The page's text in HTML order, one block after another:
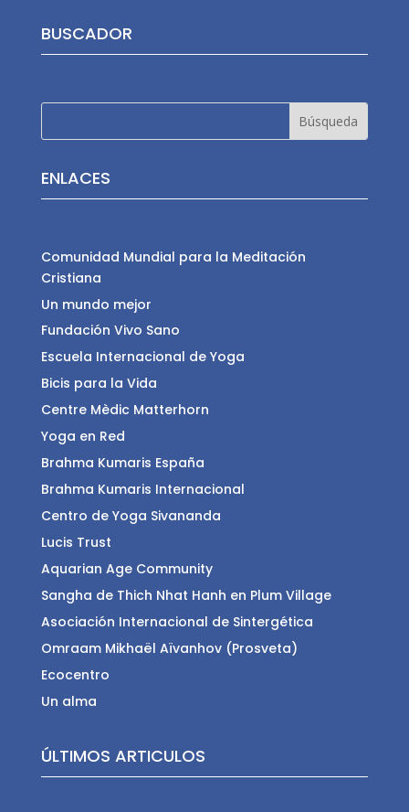
BUSCADOR
ENLACES
Comunidad Mundial para la Meditación
Cristiana
Un mundo mejor
Fundación Vivo Sano
Escuela Internacional de Yoga
Bicis para la Vida
Centre Mèdic Matterhorn
Yoga en Red
Brahma Kumaris España
Brahma Kumaris Internacional
Centro de Yoga Sivananda
Lucis Trust
Aquarian Age Community
Sangha de Thich Nhat Hanh en Plum Village
Asociación Internacional de Sintergética
Omraam Mikhaël Aïvanhov (Prosveta)
Ecocentro
Un alma
ÚLTIMOS ARTICULOS